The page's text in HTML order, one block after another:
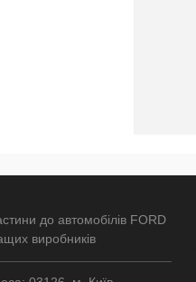
до автомобілів FORD
виробників